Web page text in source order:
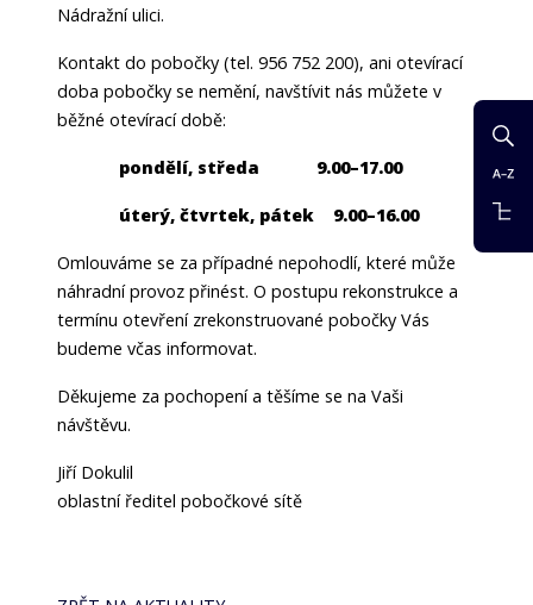
Nádražní ulici.
Kontakt do pobočky (tel. 956 752 200), ani otevírací
doba pobočky se nemění, navštívit nás můžete v
běžné otevírací době:
pondělí, středa 9.00–17.00
úterý, čtvrtek, pátek 9.00–16.00
Omlouváme se za případné nepohodlí, které může
náhradní provoz přinést. O postupu rekonstrukce a
termínu otevření zrekonstruované pobočky Vás
budeme včas informovat.
Děkujeme za pochopení a těšíme se na Vaši
návštěvu.
Jiří Dokulil
oblastní ředitel pobočkové sítě